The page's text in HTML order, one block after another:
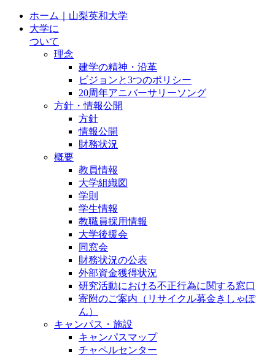
ホーム｜山梨英和大学
大学に
ついて
理念
建学の精神・沿革
ビジョンと3つのポリシー
20周年アニバーサリーソング
方針・情報公開
方針
情報公開
財務状況
概要
教員情報
大学組織図
学則
学生情報
教職員採用情報
大学後援会
同窓会
財務状況の公表
外部資金獲得状況
研究活動における不正行為に関する窓口
寄附のご案内（リサイクル募金きしゃぽ
ん）
キャンパス・施設
キャンパスマップ
チャペルセンター